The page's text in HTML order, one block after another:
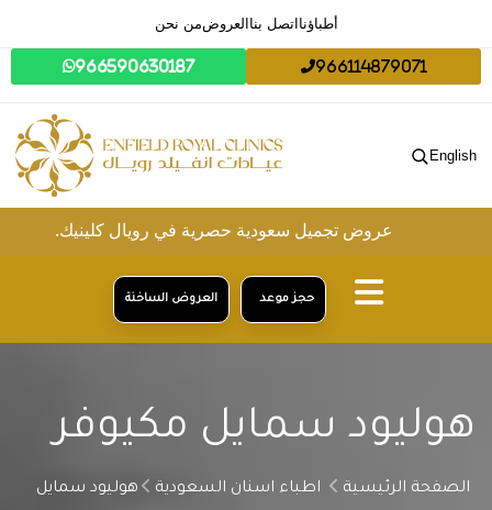
من نحنالعروض اتصل بنا أطباؤنا
966590630187 966114879071
English
عروض تجميل سعودية حصرية في رويال كلينيك.
العروض الساخنة حجز موعد
هوليود سمايل مكيوفر
الصفحة الرئيسية اطباء اسنان السعودية
هوليود سمايل